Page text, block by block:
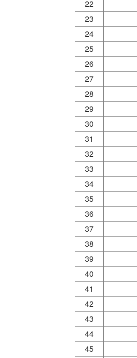
22
23
24
25
26
27
28
29
30
31
32
33
34
35
36
37
38
39
40
41
42
43
44
45